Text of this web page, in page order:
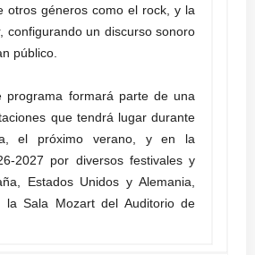
otros géneros como el rock, y la
configurando un discurso sonoro
público.
programa formará parte de una
que tendrá lugar durante
el próximo verano, y en la
2027 por diversos festivales y
Estados Unidos y Alemania,
la Sala Mozart del Auditorio de